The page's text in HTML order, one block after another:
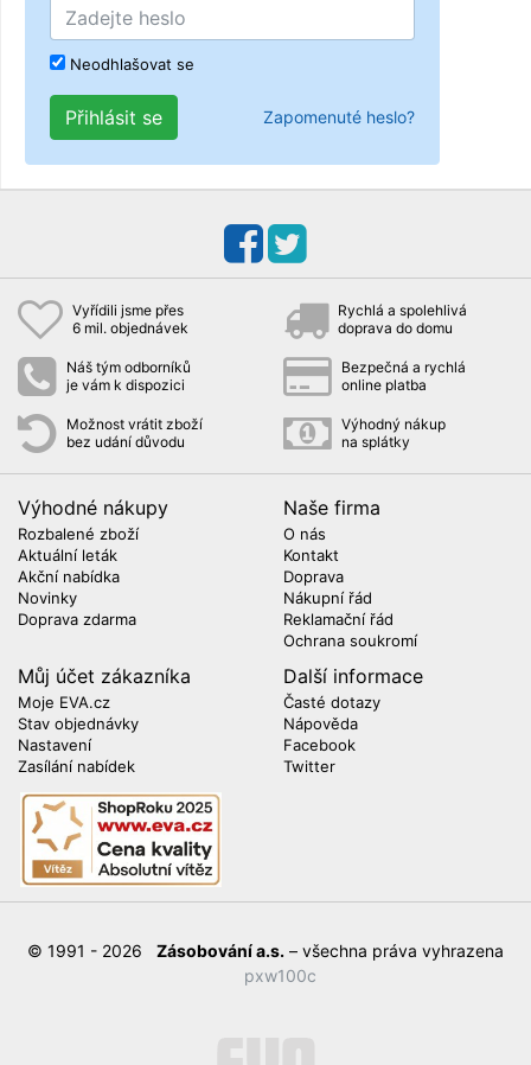
Neodhlašovat se
Zapomenuté heslo?
Přihlásit se
Vyřídili jsme přes
6 mil. objednávek
Rychlá a spolehlivá
doprava do domu
Náš tým odborníků
je vám k dispozici
Bezpečná a rychlá
online platba
Možnost vrátit zboží
bez udání důvodu
Výhodný nákup
na splátky
Výhodné nákupy
Rozbalené zboží
Aktuální leták
Akční nabídka
Novinky
Doprava zdarma
Naše firma
O nás
Kontakt
Doprava
Nákupní řád
Reklamační řád
Ochrana soukromí
Můj účet zákazníka
Moje EVA.cz
Stav objednávky
Nastavení
Zasílání nabídek
Další informace
Časté dotazy
Nápověda
Facebook
Twitter
© 1991 - 2026 Zásobování a.s. – všechna práva vyhrazena
pxw100c